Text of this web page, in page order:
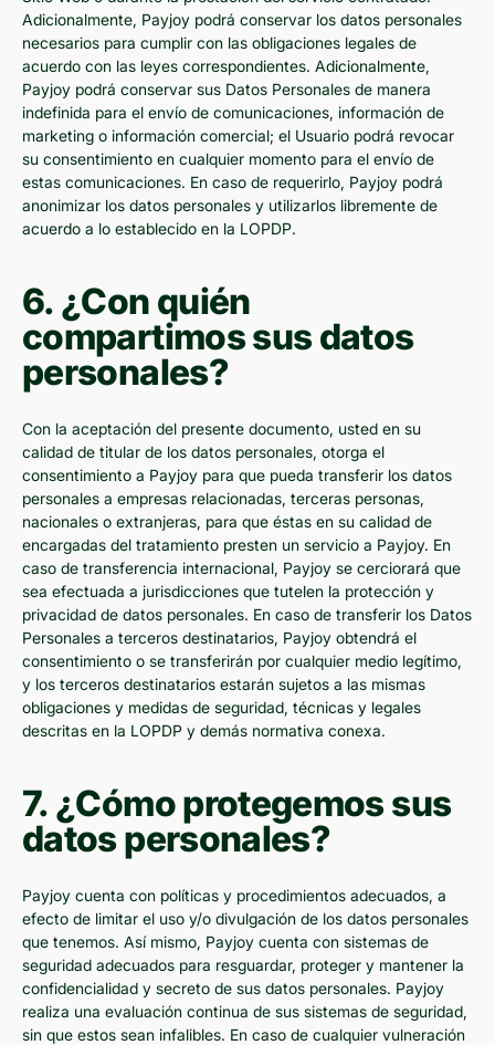
Adicionalmente, Payjoy podrá conservar los datos personales
necesarios para cumplir con las obligaciones legales de
acuerdo con las leyes correspondientes. Adicionalmente,
Payjoy podrá conservar sus Datos Personales de manera
indefinida para el envío de comunicaciones, información de
marketing o información comercial; el Usuario podrá revocar
su consentimiento en cualquier momento para el envío de
estas comunicaciones. En caso de requerirlo, Payjoy podrá
anonimizar los datos personales y utilizarlos libremente de
acuerdo a lo establecido en la LOPDP.
6. ¿Con quién
compartimos sus datos
personales?
Con la aceptación del presente documento, usted en su
calidad de titular de los datos personales, otorga el
consentimiento a Payjoy para que pueda transferir los datos
personales a empresas relacionadas, terceras personas,
nacionales o extranjeras, para que éstas en su calidad de
encargadas del tratamiento presten un servicio a Payjoy. En
caso de transferencia internacional, Payjoy se cerciorará que
sea efectuada a jurisdicciones que tutelen la protección y
privacidad de datos personales. En caso de transferir los Datos
Personales a terceros destinatarios, Payjoy obtendrá el
consentimiento o se transferirán por cualquier medio legítimo,
y los terceros destinatarios estarán sujetos a las mismas
obligaciones y medidas de seguridad, técnicas y legales
descritas en la LOPDP y demás normativa conexa.
7. ¿Cómo protegemos sus
datos personales?
Payjoy cuenta con políticas y procedimientos adecuados, a
efecto de limitar el uso y/o divulgación de los datos personales
que tenemos. Así mismo, Payjoy cuenta con sistemas de
seguridad adecuados para resguardar, proteger y mantener la
confidencialidad y secreto de sus datos personales. Payjoy
realiza una evaluación continua de sus sistemas de seguridad,
sin que estos sean infalibles. En caso de cualquier vulneración